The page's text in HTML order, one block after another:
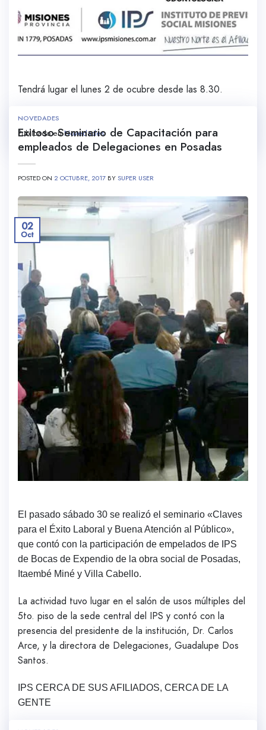
Tendrá lugar el lunes 2 de ocubre desde las 8.30.
Publicado enNovedades
NOVEDADES
Exitoso Seminario de Capacitación para
empleados de Delegaciones en Posadas
POSTED ON 2 OCTUBRE, 2017 BYSUPER USER
02
Oct
El pasado sábado 30 se realizó el seminario «Claves
para el Éxito Laboral y Buena Atención al Público»,
que contó con la participación de empelados de IPS
de Bocas de Expendio de la obra social de Posadas,
Itaembé Miné y Villa Cabello.
La actividad tuvo lugar en el salón de usos múltiples del
5to. piso de la sede central del IPS y contó con la
presencia del presidente de la institución, Dr. Carlos
Arce, y la directora de Delegaciones, Guadalupe Dos
Santos.
IPS CERCA DE SUS AFILIADOS, CERCA DE LA
GENTE